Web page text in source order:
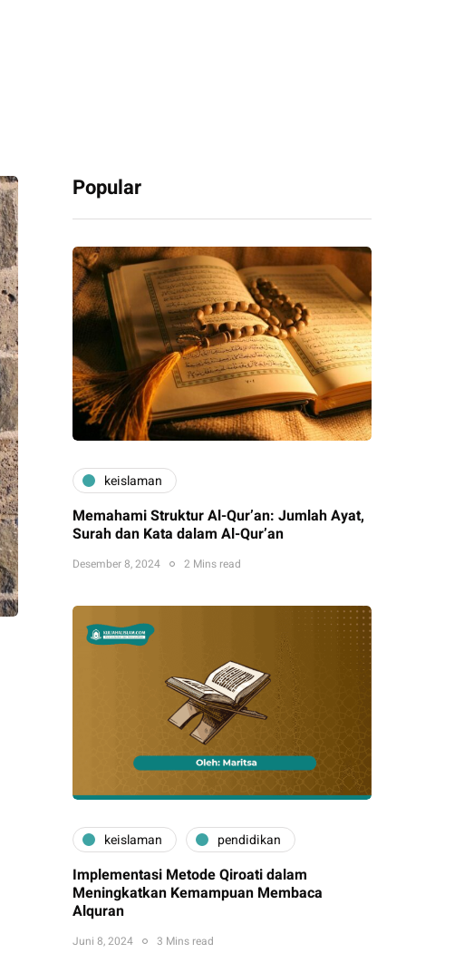
Popular
keislaman
Memahami Struktur Al-Qur’an: Jumlah Ayat,
Surah dan Kata dalam Al-Qur’an
Desember 8, 2024 2 Mins read
keislaman pendidikan
Implementasi Metode Qiroati dalam
Meningkatkan Kemampuan Membaca
Alquran
Juni 8, 2024 3 Mins read